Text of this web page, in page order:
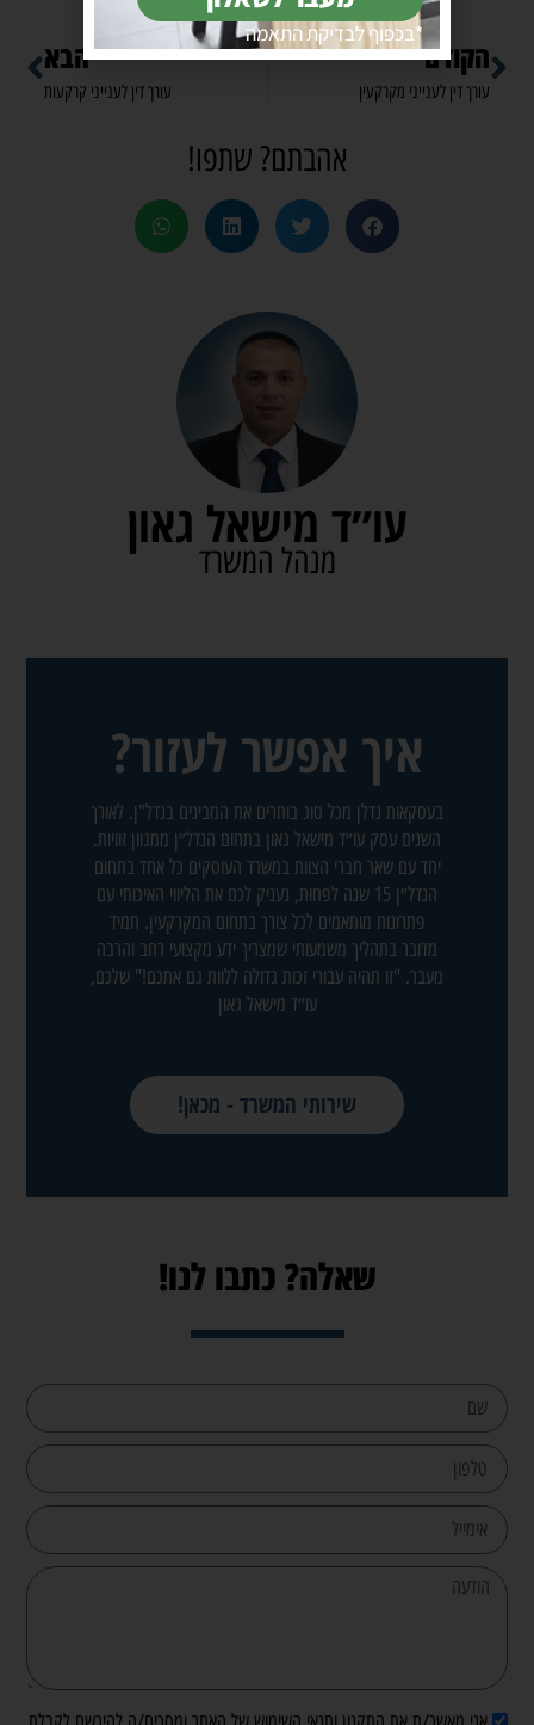
הקודם
עורך דין לענייני מקרקעין
הבא
עורך דין לענייני קרקעות
אהבתם? שתפו!
עו״ד מישאל גאון
מנהל המשרד
איך אפשר לעזור?
בעסקאות נדלן מכל סוג בוחרים את המבינים בנדל"ן. לאורך
השנים עסק עו״ד מישאל גאון בתחום הנדל״ן ממגוון זוויות.
יחד עם שאר חברי הצוות במשרד העוסקים כל אחד בתחום
הנדל״ן 15 שנה לפחות, נעניק לכם את הליווי האיכותי עם
פתרונות מותאמים לכל צורך בתחום המקרקעין. תמיד
מדובר בתהליך משמעותי שמצריך ידע מקצועי רחב והרבה
מעבר. "זו תהיה עבורי זכות גדולה ללוות גם אתכם!" שלכם,
עו״ד מישאל גאון
שירותי המשרד - מכאן!
שאלה? כתבו לנו!
*בכפוף לבדיקת התאמה